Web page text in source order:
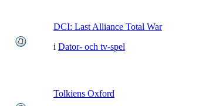
DCI: Last Alliance Total War
i Dator- och tv-spel
Tolkiens Oxford